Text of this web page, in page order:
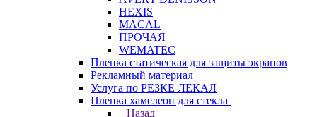
HEXIS
MACAL
ПРОЧАЯ
WEMATEC
Пленка статическая для защиты экранов
Рекламный материал
Услуга по РЕЗКЕ ЛЕКАЛ
Пленка хамелеон для стекла
Назад